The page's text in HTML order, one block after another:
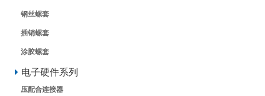
钢丝螺套
插销螺套
涂胶螺套
电子硬件系列
压配合连接器